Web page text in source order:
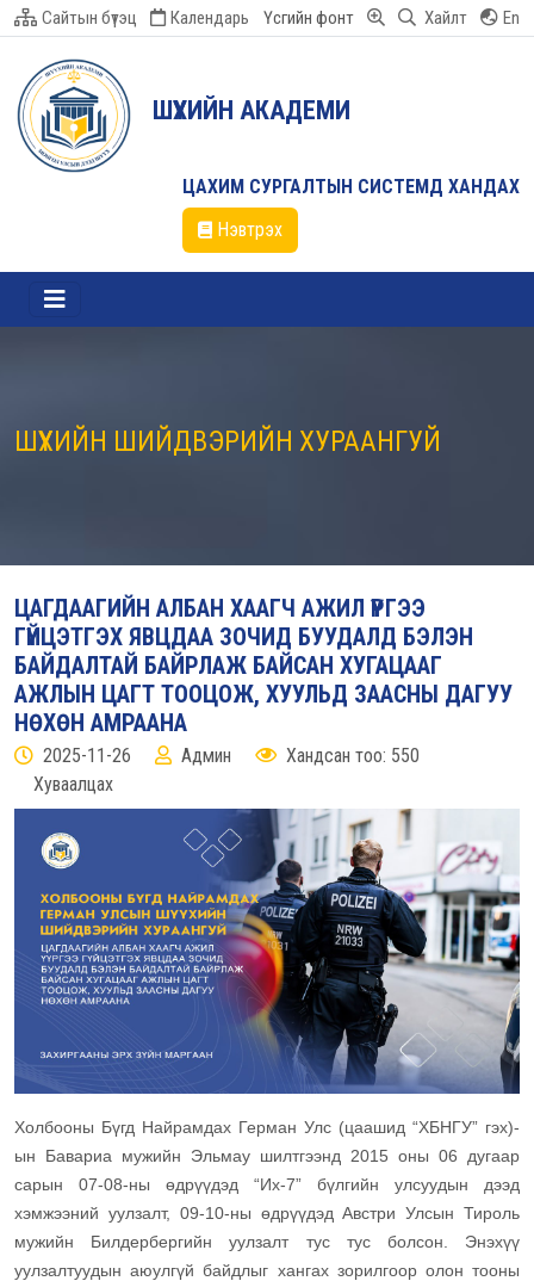
Сайтын бүтэц Календарь Үсгийн фонт Хайлт En
ШҮҮХИЙН АКАДЕМИ
ЦАХИМ СУРГАЛТЫН СИСТЕМД ХАНДАХ
Нэвтрэх
ШҮҮХИЙН ШИЙДВЭРИЙН ХУРААНГУЙ
ЦАГДААГИЙН АЛБАН ХААГЧ АЖИЛ ҮҮРГЭЭ
ГҮЙЦЭТГЭХ ЯВЦДАА ЗОЧИД БУУДАЛД БЭЛЭН
БАЙДАЛТАЙ БАЙРЛАЖ БАЙСАН ХУГАЦААГ
АЖЛЫН ЦАГТ ТООЦОЖ, ХУУЛЬД ЗААСНЫ ДАГУУ
НӨХӨН АМРААНА
2025-11-26 Админ
Хандсан тоо: 550
Хуваалцах
Холбооны Бүгд Найрамдах Герман Улс (цаашид “ХБНГУ” гэх)-
ын Бавариа мужийн Эльмау шилтгээнд 2015 оны 06 дугаар
сарын 07-08-ны өдрүүдэд “Их-7” бүлгийн улсуудын дээд
хэмжээний уулзалт, 09-10-ны өдрүүдэд Австри Улсын Тироль
мужийн Билдербергийн уулзалт тус тус болсон. Энэхүү
уулзалтуудын аюулгүй байдлыг хангах зорилгоор олон тооны